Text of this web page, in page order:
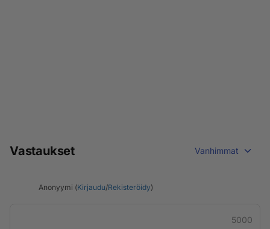
Vastaukset Vanhimmat
Anonyymi (Kirjaudu/Rekisteröidy)
5000